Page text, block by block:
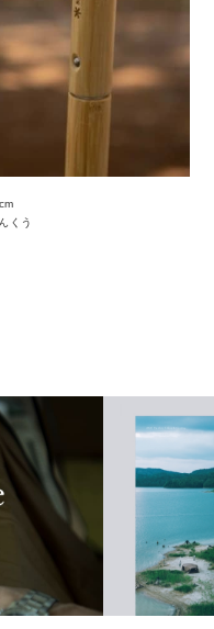
くう